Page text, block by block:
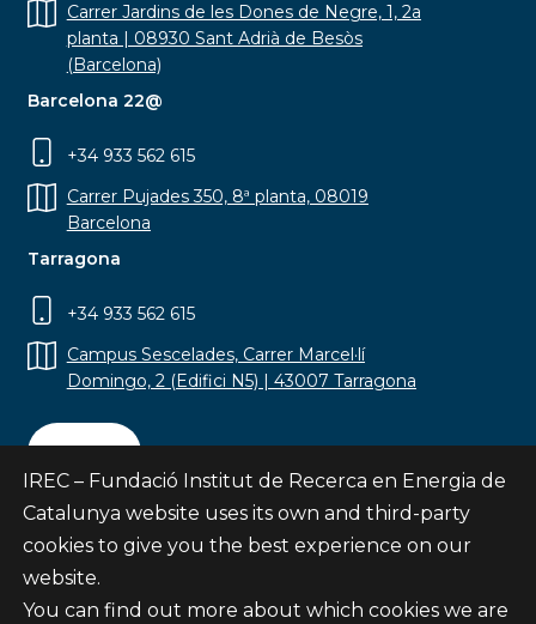
Carrer Jardins de les Dones de Negre, 1, 2a
planta | 08930 Sant Adrià de Besòs
(Barcelona)
Barcelona 22@
+34 933 562 615
Carrer Pujades 350, 8ª planta, 08019
Barcelona
Tarragona
+34 933 562 615
Campus Sescelades, Carrer Marcel·lí
Domingo, 2 (Edifici N5) | 43007 Tarragona
Contact
Subscribe
IREC – Fundació Institut de Recerca en Energia de
Catalunya website uses its own and third-party
cookies to give you the best experience on our
website.
You can find out more about which cookies we are